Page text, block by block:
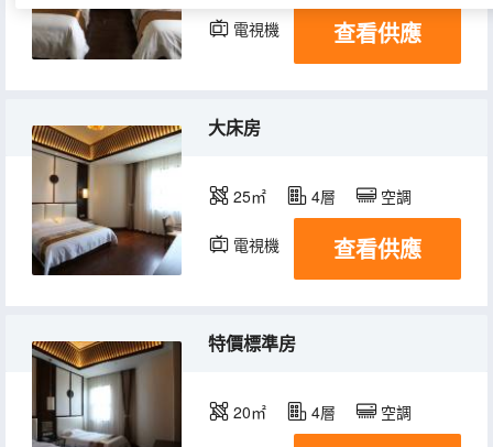
電視機 查看供應
大床房
25㎡ 4層 空調
電視機 查看供應
特價標準房
20㎡ 4層 空調